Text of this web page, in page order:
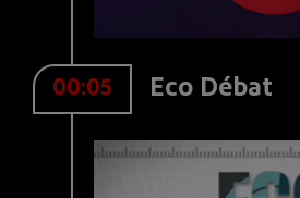
00:05 Eco Débat